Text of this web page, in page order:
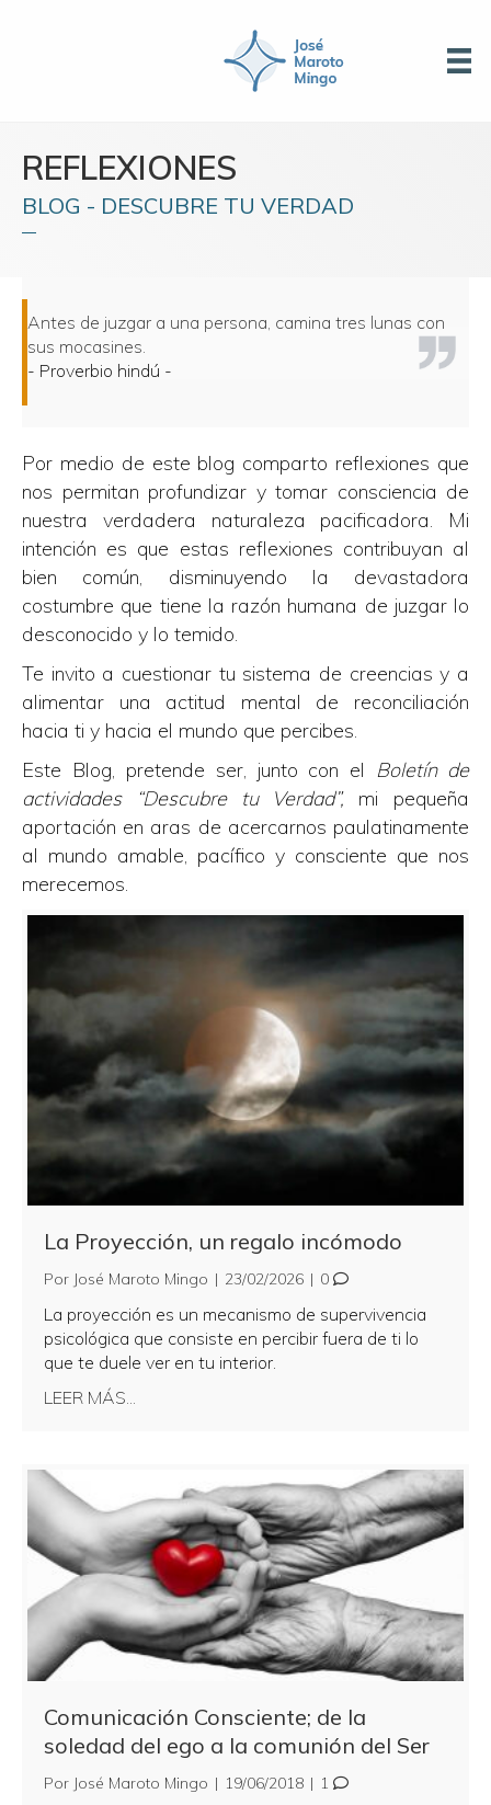
REFLEXIONES
BLOG - DESCUBRE TU VERDAD
Antes de juzgar a una persona, camina tres lunas con
sus mocasines.
- Proverbio hindú -
Por medio de este blog comparto reflexiones que
nos permitan profundizar y tomar consciencia de
nuestra verdadera naturaleza pacificadora. Mi
intención es que estas reflexiones contribuyan al
bien común, disminuyendo la devastadora
costumbre que tiene la razón humana de juzgar lo
desconocido y lo temido.
Te invito a cuestionar tu sistema de creencias y a
alimentar una actitud mental de reconciliación
hacia ti y hacia el mundo que percibes.
Este Blog, pretende ser, junto con el Boletín de
actividades “Descubre tu Verdad”, mi pequeña
aportación en aras de acercarnos paulatinamente
al mundo amable, pacífico y consciente que nos
merecemos.
La Proyección, un regalo incómodo
Por José Maroto Mingo | 23/02/2026 | 0
La proyección es un mecanismo de supervivencia
psicológica que consiste en percibir fuera de ti lo
que te duele ver en tu interior.
LEER MÁS...
Comunicación Consciente; de la
soledad del ego a la comunión del Ser
Por José Maroto Mingo | 19/06/2018 | 1